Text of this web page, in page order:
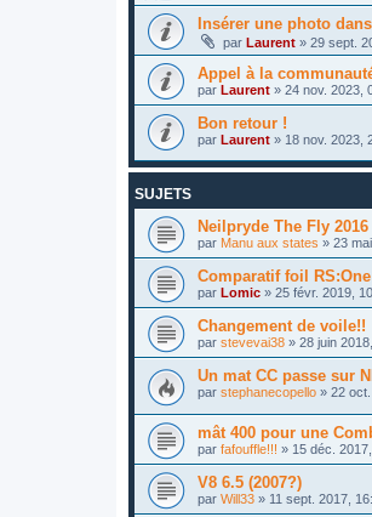
Insérer une photo
par Laurent » 29 sept.
Appel à la
par Laurent » 24 nov. 2023,
Bon retour !
par Laurent » 18 nov. 2023,
SUJETS
Neilpryde The Fly
par Manu aux states » 23
Comparatif foil
par Lomic » 25 févr. 2019,
Changement de voile!!
par stevevai38 » 28 juin
Un mat CC passe sur
par stephanecopello » 22
mât 400 pour une
par fafouffle!!! » 15 déc.
V8 6.5 (2007?)
par Will33 » 11 sept. 2017,